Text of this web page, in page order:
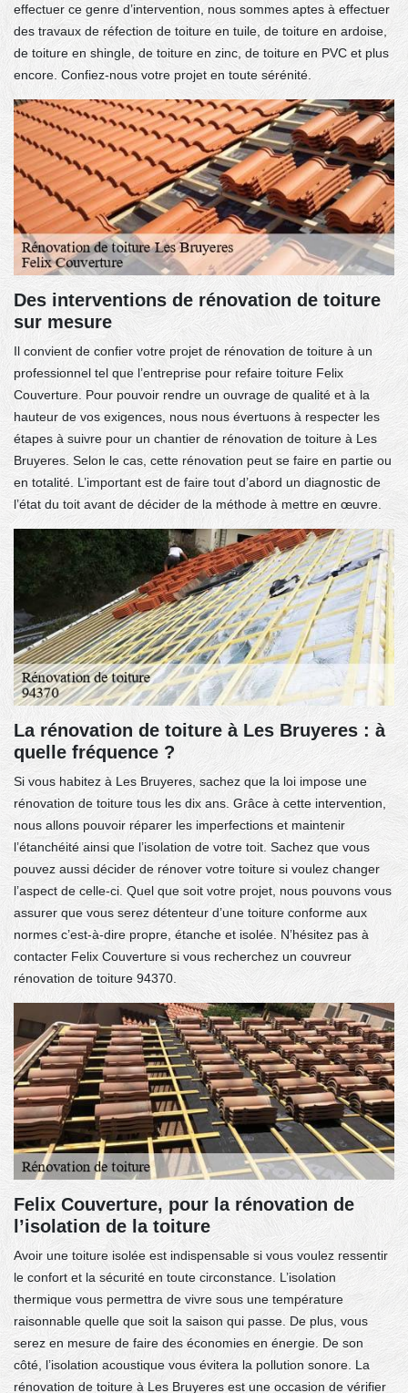
effectuer ce genre d’intervention, nous sommes aptes à effectuer
des travaux de réfection de toiture en tuile, de toiture en ardoise,
de toiture en shingle, de toiture en zinc, de toiture en PVC et plus
encore. Confiez-nous votre projet en toute sérénité.
Des interventions de rénovation de toiture
sur mesure
Il convient de confier votre projet de rénovation de toiture à un
professionnel tel que l’entreprise pour refaire toiture Felix
Couverture. Pour pouvoir rendre un ouvrage de qualité et à la
hauteur de vos exigences, nous nous évertuons à respecter les
étapes à suivre pour un chantier de rénovation de toiture à Les
Bruyeres. Selon le cas, cette rénovation peut se faire en partie ou
en totalité. L’important est de faire tout d’abord un diagnostic de
l’état du toit avant de décider de la méthode à mettre en œuvre.
La rénovation de toiture à Les Bruyeres : à
quelle fréquence ?
Si vous habitez à Les Bruyeres, sachez que la loi impose une
rénovation de toiture tous les dix ans. Grâce à cette intervention,
nous allons pouvoir réparer les imperfections et maintenir
l’étanchéité ainsi que l’isolation de votre toit. Sachez que vous
pouvez aussi décider de rénover votre toiture si voulez changer
l’aspect de celle-ci. Quel que soit votre projet, nous pouvons vous
assurer que vous serez détenteur d’une toiture conforme aux
normes c’est-à-dire propre, étanche et isolée. N’hésitez pas à
contacter Felix Couverture si vous recherchez un couvreur
rénovation de toiture 94370.
Felix Couverture, pour la rénovation de
l’isolation de la toiture
Avoir une toiture isolée est indispensable si vous voulez ressentir
le confort et la sécurité en toute circonstance. L’isolation
thermique vous permettra de vivre sous une température
raisonnable quelle que soit la saison qui passe. De plus, vous
serez en mesure de faire des économies en énergie. De son
côté, l’isolation acoustique vous évitera la pollution sonore. La
rénovation de toiture à Les Bruyeres est une occasion de vérifier